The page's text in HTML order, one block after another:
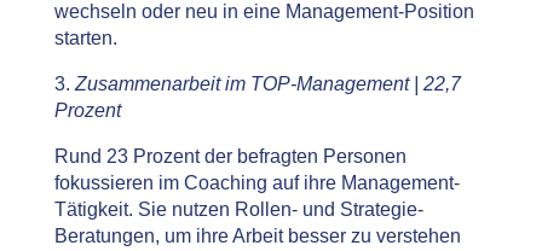
wechseln oder neu in eine Management-Position
starten.
3. Zusammenarbeit im TOP-Management | 22,7
Prozent
Rund 23 Prozent der befragten Personen
fokussieren im Coaching auf ihre Management-
Tätigkeit. Sie nutzen Rollen- und Strategie-
Beratungen, um ihre Arbeit besser zu verstehen